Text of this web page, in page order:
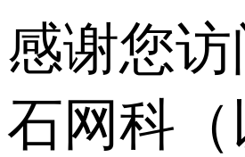
感谢您访
石网科